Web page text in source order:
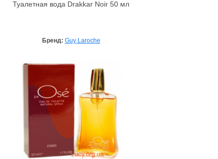
Туалетная вода Drakkar Noir 50 мл
Бренд: Guy Laroche